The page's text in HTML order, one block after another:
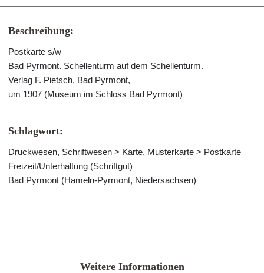
Beschreibung:
Postkarte s/w
Bad Pyrmont. Schellenturm auf dem Schellenturm.
Verlag F. Pietsch, Bad Pyrmont,
um 1907 (Museum im Schloss Bad Pyrmont)
Schlagwort:
Druckwesen, Schriftwesen > Karte, Musterkarte > Postkarte
Freizeit/Unterhaltung (Schriftgut)
Bad Pyrmont (Hameln-Pyrmont, Niedersachsen)
Weitere Informationen